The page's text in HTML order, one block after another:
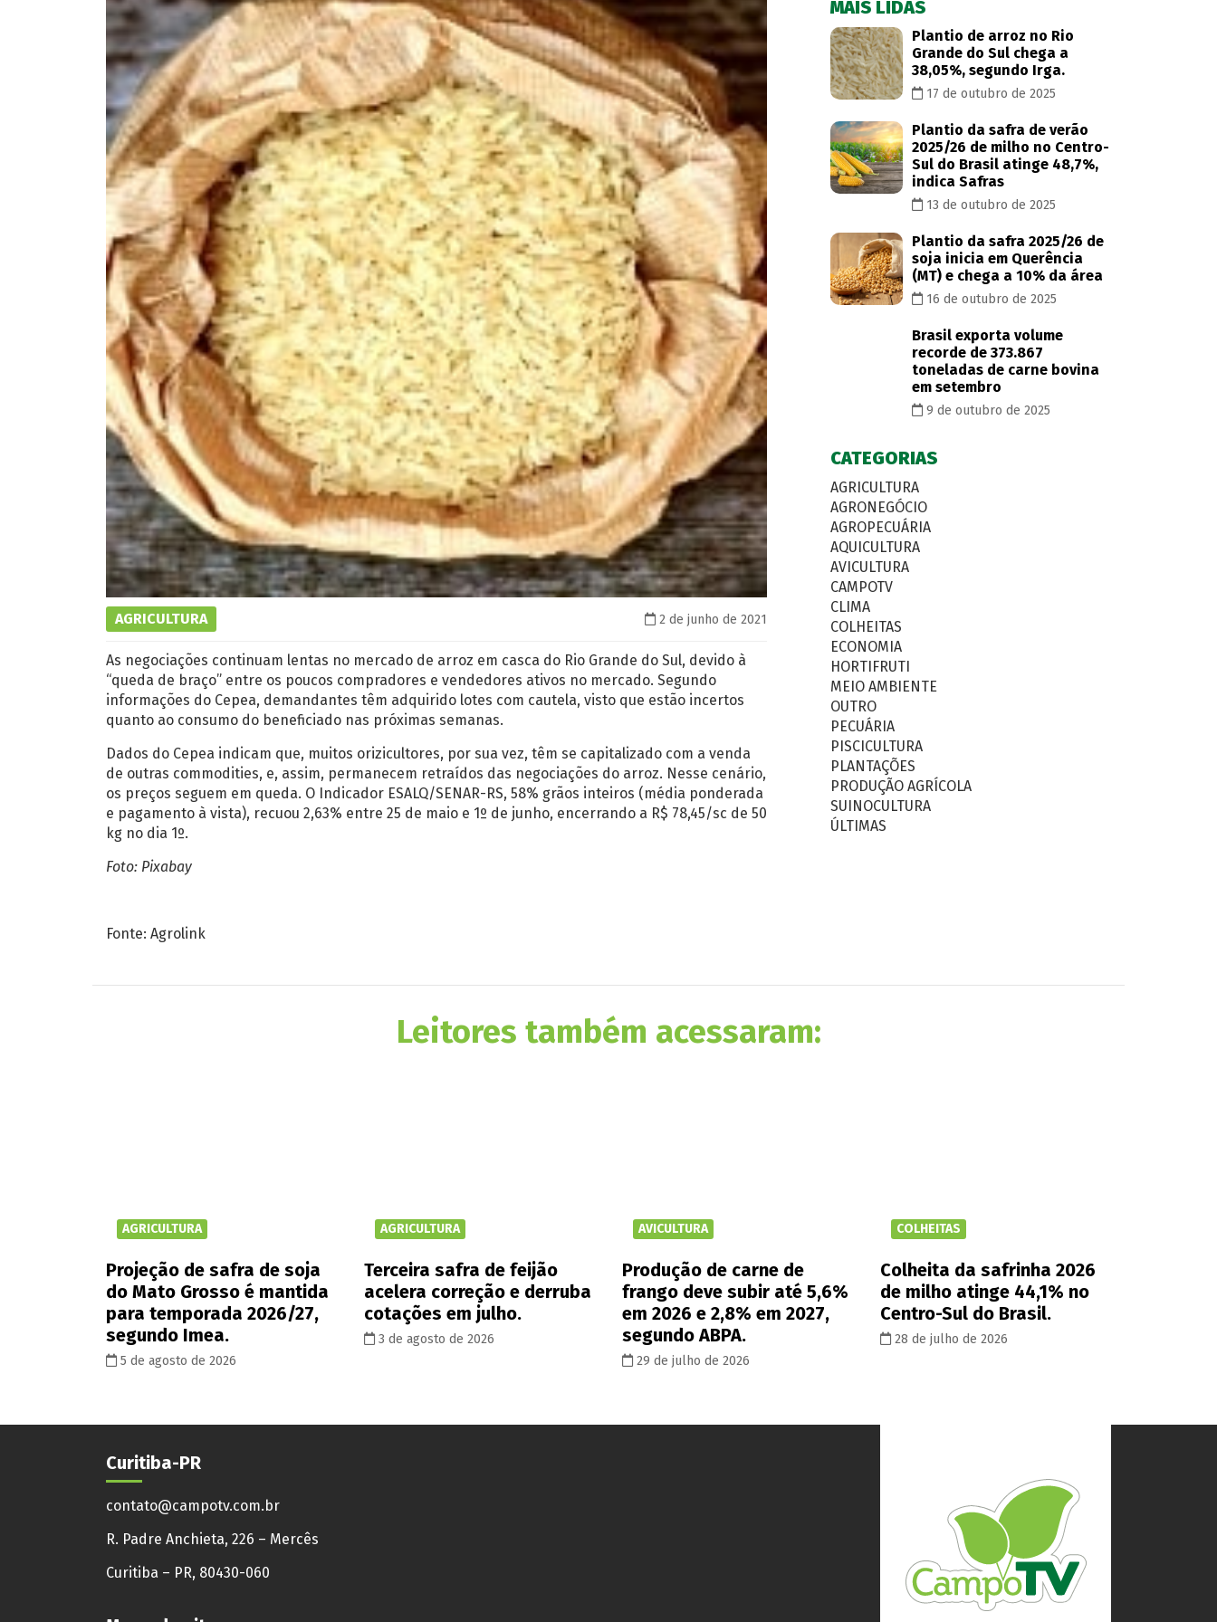
AGRICULTURA 2 de junho de 2021
As negociações continuam lentas no mercado de arroz em casca do Rio Grande do Sul, devido à
“queda de braço” entre os poucos compradores e vendedores ativos no mercado. Segundo
informações do Cepea, demandantes têm adquirido lotes com cautela, visto que estão incertos
quanto ao consumo do beneficiado nas próximas semanas.
Dados do Cepea indicam que, muitos orizicultores, por sua vez, têm se capitalizado com a venda
de outras commodities, e, assim, permanecem retraídos das negociações do arroz. Nesse cenário,
os preços seguem em queda. O Indicador ESALQ/SENAR-RS, 58% grãos inteiros (média ponderada
e pagamento à vista), recuou 2,63% entre 25 de maio e 1º de junho, encerrando a R$ 78,45/sc de 50
kg no dia 1º.
Foto: Pixabay
Fonte: Agrolink
MAIS LIDAS
Plantio de arroz no Rio
Grande do Sul chega a
38,05%, segundo Irga.
17 de outubro de 2025
Plantio da safra de verão
2025/26 de milho no Centro-
Sul do Brasil atinge 48,7%,
indica Safras
13 de outubro de 2025
Plantio da safra 2025/26 de
soja inicia em Querência
(MT) e chega a 10% da área
16 de outubro de 2025
Brasil exporta volume
recorde de 373.867
toneladas de carne bovina
em setembro
9 de outubro de 2025
CATEGORIAS
AGRICULTURA
AGRONEGÓCIO
AGROPECUÁRIA
AQUICULTURA
AVICULTURA
CAMPOTV
CLIMA
COLHEITAS
ECONOMIA
HORTIFRUTI
MEIO AMBIENTE
OUTRO
PECUÁRIA
PISCICULTURA
PLANTAÇÕES
PRODUÇÃO AGRÍCOLA
SUINOCULTURA
ÚLTIMAS
Leitores também acessaram:
AGRICULTURA
Projeção de safra de soja
do Mato Grosso é mantida
para temporada 2026/27,
segundo Imea.
5 de agosto de 2026
AGRICULTURA
Terceira safra de feijão
acelera correção e derruba
cotações em julho.
3 de agosto de 2026
AVICULTURA
Produção de carne de
frango deve subir até 5,6%
em 2026 e 2,8% em 2027,
segundo ABPA.
29 de julho de 2026
COLHEITAS
Colheita da safrinha 2026
de milho atinge 44,1% no
Centro-Sul do Brasil.
28 de julho de 2026
Curitiba-PR
contato@campotv.com.br
R. Padre Anchieta, 226 – Mercês
Curitiba – PR, 80430-060